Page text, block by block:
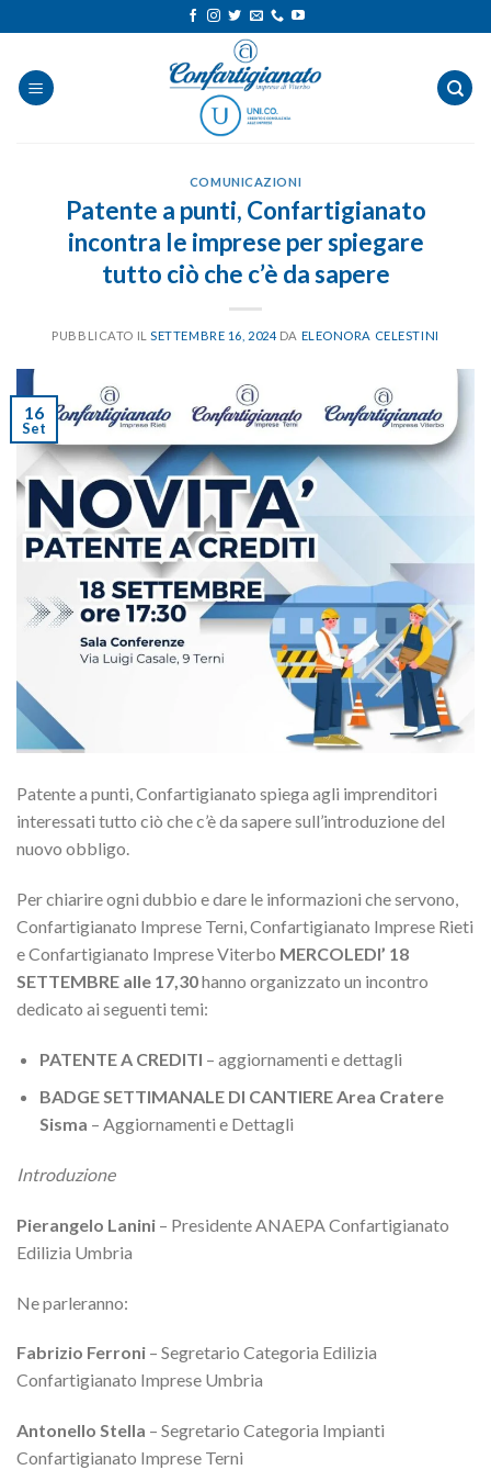
ai
contenuti
COMUNICAZIONI
Patente a punti, Confartigianato
incontra le imprese per spiegare
tutto ciò che c’è da sapere
PUBBLICATO IL SETTEMBRE 16, 2024 DA ELEONORA CELESTINI
16
Set
Patente a punti, Confartigianato spiega agli imprenditori
interessati tutto ciò che c’è da sapere sull’introduzione del
nuovo obbligo.
Per chiarire ogni dubbio e dare le informazioni che servono,
Confartigianato Imprese Terni, Confartigianato Imprese Rieti
e Confartigianato Imprese Viterbo MERCOLEDI’ 18
SETTEMBRE alle 17,30hanno organizzato un incontro
dedicato ai seguenti temi:
PATENTE A CREDITI – aggiornamenti e dettagli
BADGE SETTIMANALE DI CANTIEREArea Cratere
Sisma – Aggiornamenti e Dettagli
Introduzione
Pierangelo Lanini – Presidente ANAEPA Confartigianato
Edilizia Umbria
Ne parleranno:
Fabrizio Ferroni – Segretario Categoria Edilizia
Confartigianato Imprese Umbria
Antonello Stella – Segretario Categoria Impianti
Confartigianato Imprese Terni